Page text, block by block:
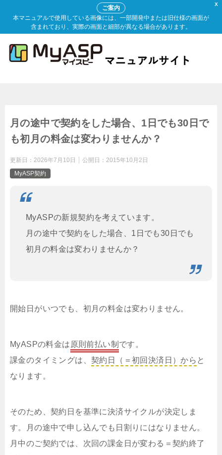
X
ご案内
本マニュアルで使用している画像には、一部開発中または旧仕様の画面が
含まれており、実際の画面と細部が異なる場合があります。
月の途中で契約をした場合、1日でも30日で
も初月の料金は変わりませんか？
更新日： 2026年7月10日 公開日： 2015年10月2日
MyASP契約
MyASPの新規契約を考えています。
月の途中で契約をした場合、1日でも30日でも
初月の料金は変わりませんか？
開始日がいつでも、初月の料金は変わりません。
MyASPの料金は 原則前払い制 です。
課金のタイミングは、 契約日（＝初回決済日）から と
なります。
そのため、契約日を基準に決済サイクルが決定しま
す。月の途中で申し込んでも日割りにはなりません。
月中のご契約では、次回の課金日が変わる＝契約終了